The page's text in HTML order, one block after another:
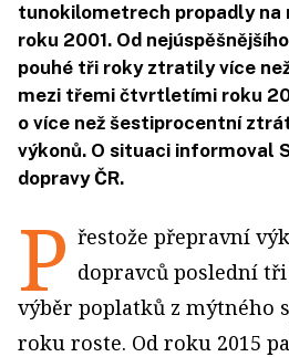
tunokilometrech propadly na
roku 2001. Od
pouhé tři roky ztratily více
mezi třemi čtvrtletími roku
o více než šestiprocentní
výkonů. O situaci informoval
dopravy ČR.
P řestože přepravní
dopravců poslední
výběr poplatků z mýtného
roku roste. Od roku 2015